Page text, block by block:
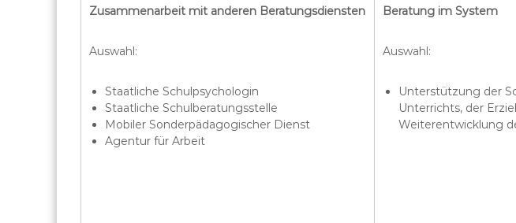
Zusammenarbeit mit anderen Beratungsdiensten
Auswahl:
Staatliche Schulpsychologin
Staatliche Schulberatungsstelle
Mobiler Sonderpädagogischer Dienst
Agentur für Arbeit
Beratung im System
Auswahl:
Unterstützung der
Unterrichts, der
Weiterentwicklung